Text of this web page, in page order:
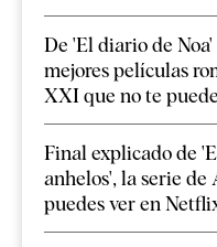
De 'El diario de
mejores películas
XXI que no te
Final explicado de
anhelos', la serie
puedes ver en